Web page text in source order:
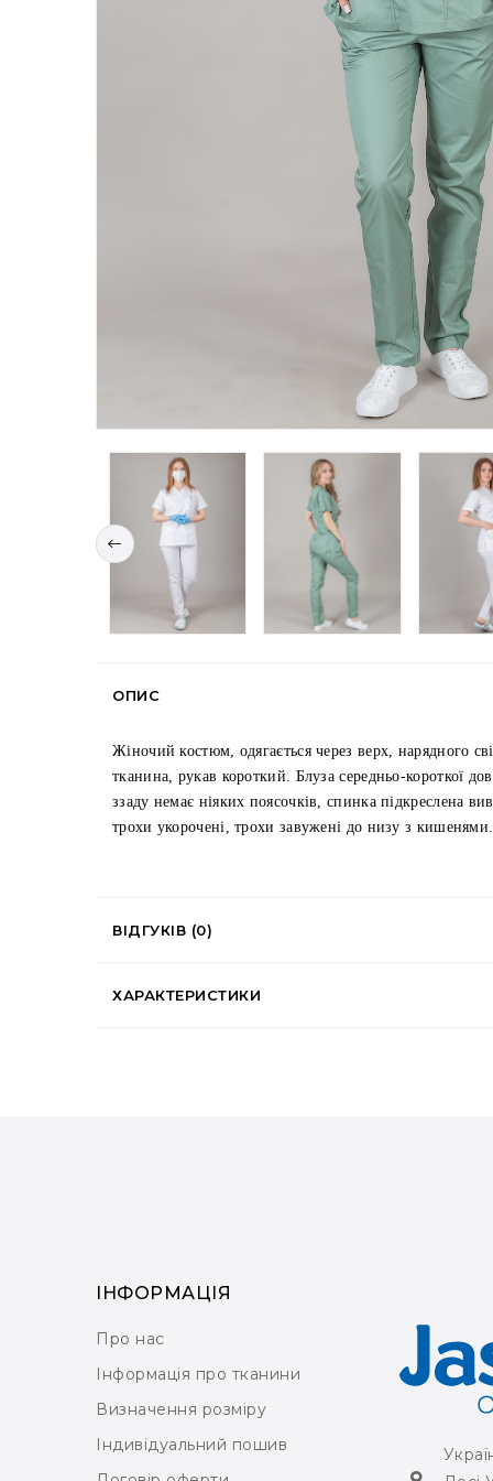
ОПИС
Жіночий костюм, одягається через верх, нарядного
тканина, рукав короткий. Блуза середньо-короткої
ззаду немає ніяких поясочків, спинка підкреслена
трохи укорочені, трохи завужені до низу з кишенями.
ВІДГУКІВ (0)
ХАРАКТЕРИСТИКИ
ІНФОРМАЦІЯ
Про нас
Інформація про тканини
Визначення розміру
Індивідуальний пошив